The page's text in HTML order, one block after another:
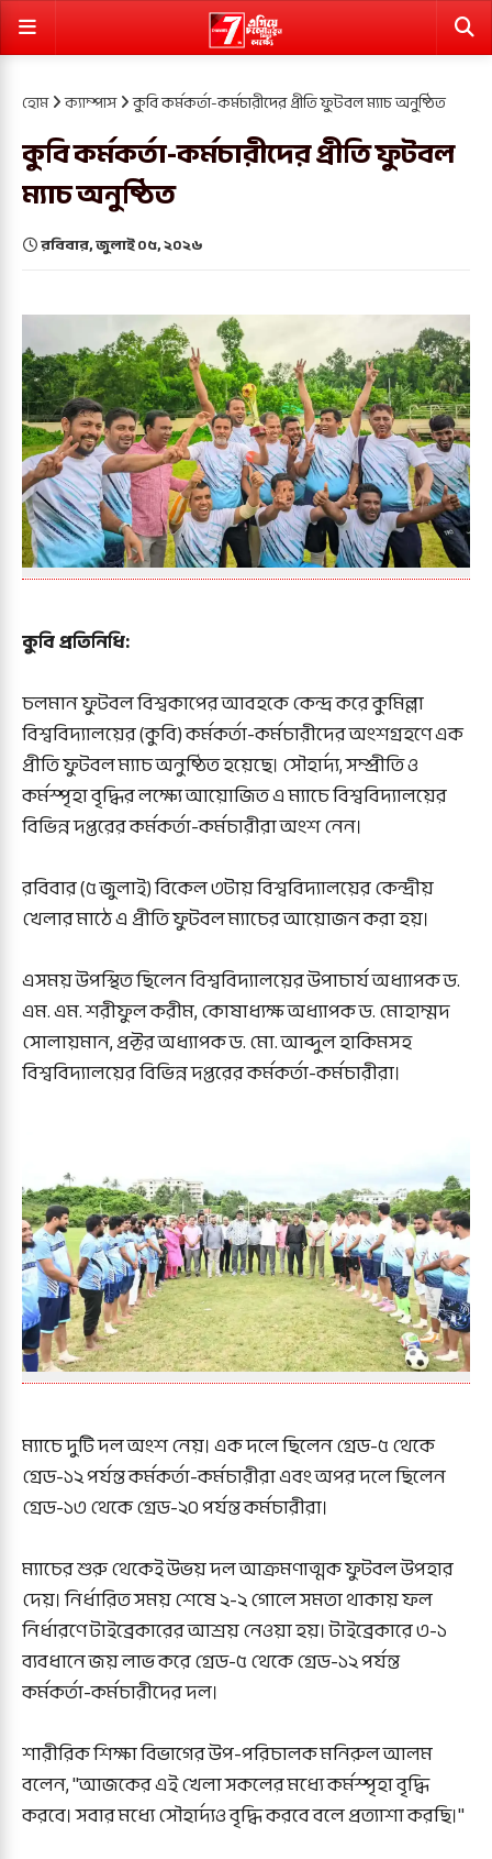
হোম ক্যাম্পাস কুবি কর্মকর্তা-কর্মচারীদের প্রীতি ফুটবল ম্যাচ অনুষ্ঠিত
কুবি কর্মকর্তা-কর্মচারীদের প্রীতি ফুটবল
ম্যাচ অনুষ্ঠিত
রবিবার, জুলাই ০৫, ২০২৬
কুবি প্রতিনিধি:
চলমান ফুটবল বিশ্বকাপের আবহকে কেন্দ্র করে কুমিল্লা
বিশ্ববিদ্যালয়ের (কুবি) কর্মকর্তা-কর্মচারীদের অংশগ্রহণে এক
প্রীতি ফুটবল ম্যাচ অনুষ্ঠিত হয়েছে। সৌহার্দ্য, সম্প্রীতি ও
কর্মস্পৃহা বৃদ্ধির লক্ষ্যে আয়োজিত এ ম্যাচে বিশ্ববিদ্যালয়ের
বিভিন্ন দপ্তরের কর্মকর্তা-কর্মচারীরা অংশ নেন।
রবিবার (৫ জুলাই) বিকেল ৩টায় বিশ্ববিদ্যালয়ের কেন্দ্রীয়
খেলার মাঠে এ প্রীতি ফুটবল ম্যাচের আয়োজন করা হয়।
এসময় উপস্থিত ছিলেন বিশ্ববিদ্যালয়ের উপাচার্য অধ্যাপক ড.
এম. এম. শরীফুল করীম, কোষাধ্যক্ষ অধ্যাপক ড. মোহাম্মদ
সোলায়মান, প্রক্টর অধ্যাপক ড. মো. আব্দুল হাকিমসহ
বিশ্ববিদ্যালয়ের বিভিন্ন দপ্তরের কর্মকর্তা-কর্মচারীরা।
ম্যাচে দুটি দল অংশ নেয়। এক দলে ছিলেন গ্রেড-৫ থেকে
গ্রেড-১২ পর্যন্ত কর্মকর্তা-কর্মচারীরা এবং অপর দলে ছিলেন
গ্রেড-১৩ থেকে গ্রেড-২০ পর্যন্ত কর্মচারীরা।
ম্যাচের শুরু থেকেই উভয় দল আক্রমণাত্মক ফুটবল উপহার
দেয়। নির্ধারিত সময় শেষে ২-২ গোলে সমতা থাকায় ফল
নির্ধারণে টাইব্রেকারের আশ্রয় নেওয়া হয়। টাইব্রেকারে ৩-১
ব্যবধানে জয় লাভ করে গ্রেড-৫ থেকে গ্রেড-১২ পর্যন্ত
কর্মকর্তা-কর্মচারীদের দল।
শারীরিক শিক্ষা বিভাগের উপ-পরিচালক মনিরুল আলম
বলেন, "আজকের এই খেলা সকলের মধ্যে কর্মস্পৃহা বৃদ্ধি
করবে। সবার মধ্যে সৌহার্দ্যও বৃদ্ধি করবে বলে প্রত্যাশা করছি।"